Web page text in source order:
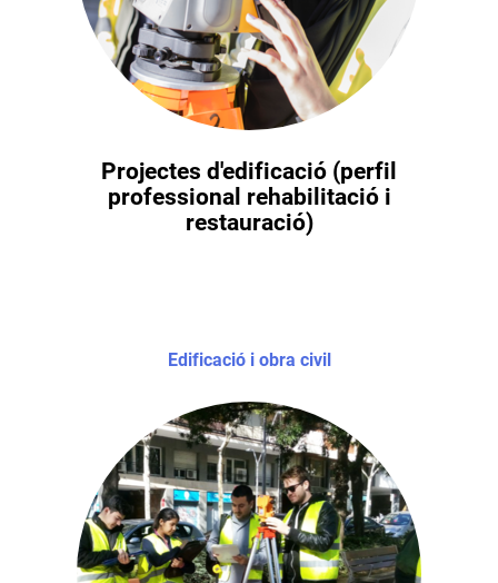
Projectes d'edificació (perfil
professional rehabilitació i
restauració)
Edificació i obra civil